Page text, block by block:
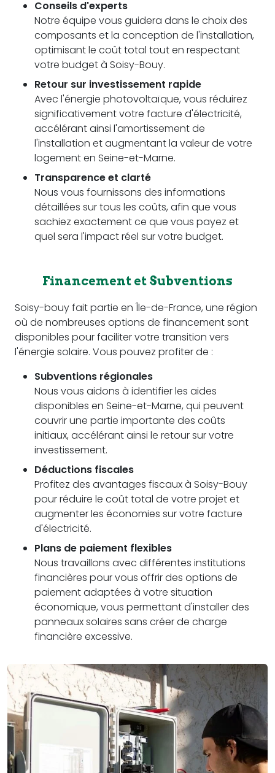
Conseils d'experts
Notre équipe vous guidera dans le choix des
composants et la conception de l'installation,
optimisant le coût total tout en respectant
votre budget à Soisy-Bouy.
Retour sur investissement rapide
Avec l'énergie photovoltaïque, vous réduirez
significativement votre facture d'électricité,
accélérant ainsi l'amortissement de
l'installation et augmentant la valeur de votre
logement en Seine-et-Marne.
Transparence et clarté
Nous vous fournissons des informations
détaillées sur tous les coûts, afin que vous
sachiez exactement ce que vous payez et
quel sera l'impact réel sur votre budget.
Financement et Subventions
Soisy-bouy fait partie en Île-de-France, une région
où de nombreuses options de financement sont
disponibles pour faciliter votre transition vers
l'énergie solaire. Vous pouvez profiter de :
Subventions régionales
Nous vous aidons à identifier les aides
disponibles en Seine-et-Marne, qui peuvent
couvrir une partie importante des coûts
initiaux, accélérant ainsi le retour sur votre
investissement.
Déductions fiscales
Profitez des avantages fiscaux à Soisy-Bouy
pour réduire le coût total de votre projet et
augmenter les économies sur votre facture
d'électricité.
Plans de paiement flexibles
Nous travaillons avec différentes institutions
financières pour vous offrir des options de
paiement adaptées à votre situation
économique, vous permettant d'installer des
panneaux solaires sans créer de charge
financière excessive.